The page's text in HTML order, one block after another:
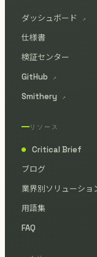
ダッシュボード ↗
仕様書
検証センター
GitHub
↗
Smithery ↗
リソース
●
Critical Brief
ブログ
業界別ソリューショ
用語集
FAQ